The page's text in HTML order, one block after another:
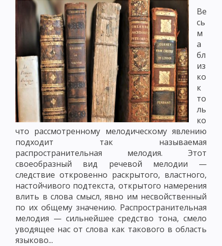
Ве
сь
м
а
бл
из
ко
к
то
ль
ко
что рассмотренному мелодическому явлению
подходит так называемая
распространительная мелодия. Этот
своеобразный вид речевой мелодии —
следствие откровенно раскрытого, властного,
настойчивого подтекста, открытого намерения
влить в слова смысл, явно им несвойственный
по их общему значению. Распространительная
мелодия — сильнейшее средство тона, смело
уводящее нас от слова как такового в область
языково...